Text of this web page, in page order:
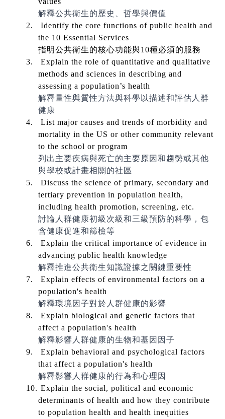
解釋公共衛生的歷史、哲學與價值
2.
Identify the core functions of public health and
the 10 Essential Services
指明公共衛生的核心功能與10種必須的服務
3.
Explain the role of quantitative and qualitative
methods and sciences in describing and
assessing a population’s health
解釋量性與質性方法與科學以描述和評估人群
健康
4.
List major causes and trends of morbidity and
mortality in the US or other community relevant
to the school or program
列出主要疾病與死亡的主要原因和趨勢或其他
與學校或計畫相關的社區
5.
Discuss the science of primary, secondary and
tertiary prevention in population health,
including health promotion, screening, etc.
討論人群健康初級次級和三級預防的科學，包
含健康促進和篩檢等
6.
Explain the critical importance of evidence in
advancing public health knowledge
解釋推進公共衛生知識證據之關鍵重要性
7.
Explain effects of environmental factors on a
population's health
解釋環境因子對於人群健康的影響
8.
Explain biological and genetic factors that
affect a population's health
解釋影響人群健康的生物和基因因子
9.
Explain behavioral and psychological factors
that affect a population's health
解釋影響人群健康的行為和心理因
10. Explain the social, political and economic
determinants of health and how they contribute
to population health and health inequities